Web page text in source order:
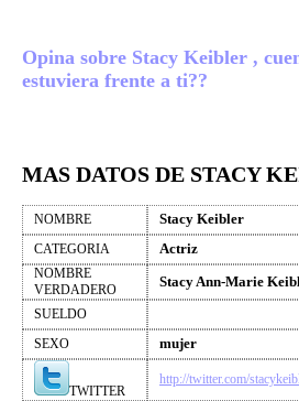
Opina sobre Stacy Keibler ,
estuviera frente a ti??
MAS DATOS DE STACY
NOMBRE Stacy Keibler
CATEGORIA Actriz
NOMBRE
VERDADERO
Stacy Ann-Marie
SUELDO
SEXO
mujer
TWITTER
http://twitter.com/